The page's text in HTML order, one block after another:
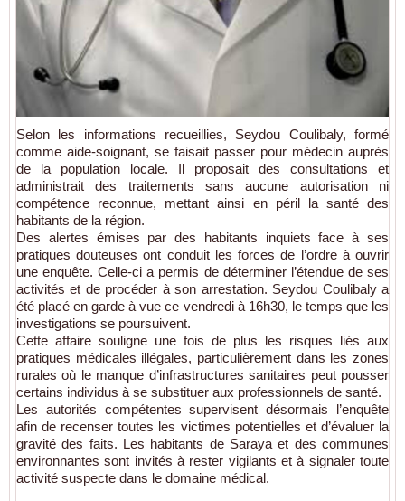
Selon les informations recueillies, Seydou Coulibaly, formé
comme aide-soignant, se faisait passer pour médecin auprès
de la population locale. Il proposait des consultations et
administrait des traitements sans aucune autorisation ni
compétence reconnue, mettant ainsi en péril la santé des
habitants de la région.
Des alertes émises par des habitants inquiets face à ses
pratiques douteuses ont conduit les forces de l’ordre à ouvrir
une enquête. Celle-ci a permis de déterminer l’étendue de ses
activités et de procéder à son arrestation. Seydou Coulibaly a
été placé en garde à vue ce vendredi à 16h30, le temps que les
investigations se poursuivent.
Cette affaire souligne une fois de plus les risques liés aux
pratiques médicales illégales, particulièrement dans les zones
rurales où le manque d’infrastructures sanitaires peut pousser
certains individus à se substituer aux professionnels de santé.
Les autorités compétentes supervisent désormais l’enquête
afin de recenser toutes les victimes potentielles et d’évaluer la
gravité des faits. Les habitants de Saraya et des communes
environnantes sont invités à rester vigilants et à signaler toute
activité suspecte dans le domaine médical.